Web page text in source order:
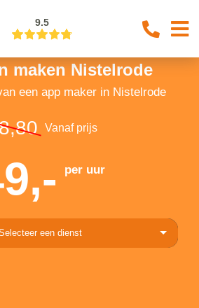
9.5
maken Nistelrode
een app maker in Nistelrode
Vanaf prijs
per uur
een dienst